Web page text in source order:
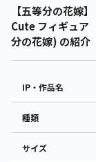
【五等分の花嫁
Cute フィギュア
分の花嫁) の紹介
IP・作品名
種類
サイズ